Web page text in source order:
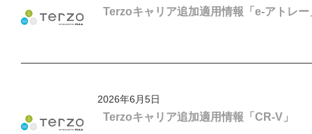
Terzoキャリア追加適用情報「e-アトレー
2026年6月5日
Terzoキャリア追加適用情報「CR-V」